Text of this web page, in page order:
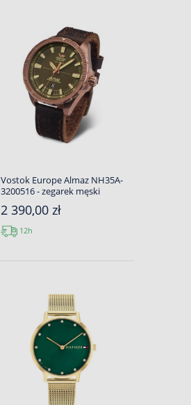
Vostok Europe Almaz NH35A-
3200516 - zegarek męski
2 390,00 zł
12h